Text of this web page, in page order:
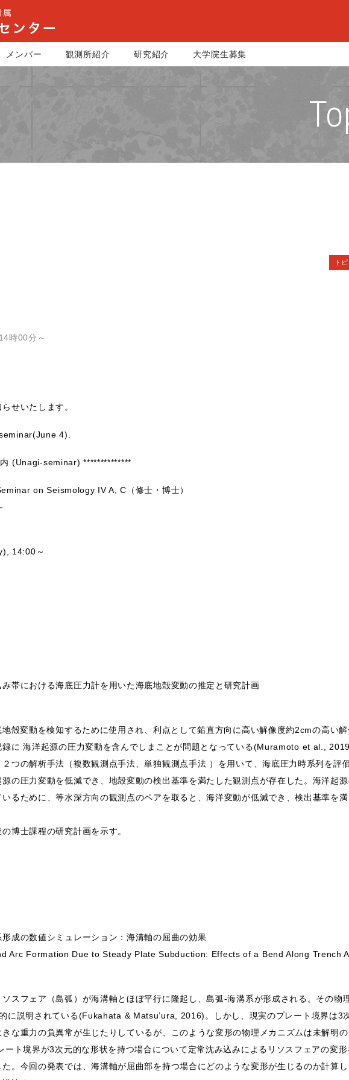
メンバー 観測所紹介 研究紹介 大学院生募集
時00分～
ト
せいたします。
4).
(Unagi-seminar) **************
on Seismology IV A, C（修士・博士）
14:00～
帯における海底圧力計を用いた海底地殻変動の推定と研究計画
殻変動を検知するために使用され、利点として鉛直方向に高い解像度約2cmの高い解
録に 海洋起源の圧力変動を含んでしまことが問題となっている(Muramoto et al.,
つの解析手法（複数観測点手法、単独観測点手法 ）を用いて、海底圧力時系列を評
の圧力変動を低減でき、地殻変動の検出基準を満たした観測点が存在した。海洋起
るために、等水深方向の観測点のペアを取ると、海洋変動が低減でき、検出基準を
博士課程の研究計画を示す。
成の数値シミュレーション：海溝軸の屈曲の効果
Arc Formation Due to Steady Plate Subduction: Effects of a Bend Along Trench
スフェア（島弧）が海溝軸とほぼ平行に隆起し、島弧-海溝系が形成される。その物
に説明されている(Fukahata & Matsu’ura, 2016)。しかし、現実のプレート境界は3
な重力の負異常が生じたりしているが、このような変形の物理メカニズムは未解明
ート境界が3次元的な形状を持つ場合について定常沈み込みによるリソスフェアの変
。今回の発表では、海溝軸が屈曲部を持つ場合にどのような変形が生じるのか計算